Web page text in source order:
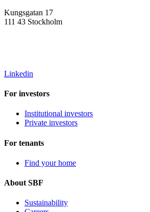
Kungsgatan 17
111 43 Stockholm
Linkedin
For investors
Institutional investors
Private investors
For tenants
Find your home
About SBF
Sustainability